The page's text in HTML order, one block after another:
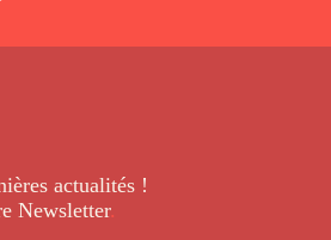
actualités !
Newsletter.